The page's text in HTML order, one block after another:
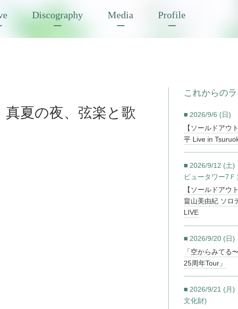
Discography Media Profile
夏の夜、弦楽と歌
これからの
■ 2026/9/6 (日)
【ソールドアウ
平 Live in
■ 2026/9/12 (土
ビュータワー7Ｆ
【ソールドアウ
畠山美由紀 ソロ
LIVE
■ 2026/9/20 (日
「空からみてる
25周年Tour」
■ 2026/9/21 (月
文化財)